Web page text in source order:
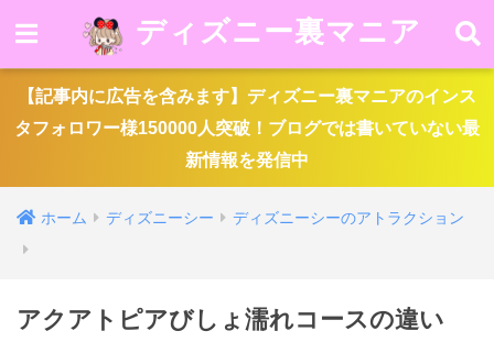
ディズニー裏マニア
【記事内に広告を含みます】ディズニー裏マニアのインス
タフォロワー様150000人突破！ブログでは書いていない最
新情報を発信中
ホーム ディズニーシー ディズニーシーのアトラクション
アクアトピアびしょ濡れコースの違い